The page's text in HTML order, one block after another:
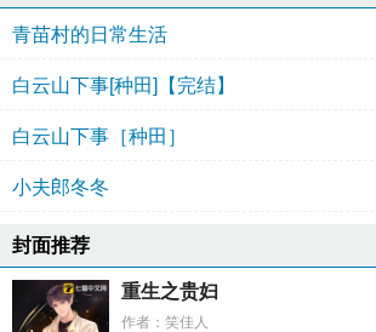
青苗村的日常生活
白云山下事[种田]【完结】
白云山下事［种田］
小夫郎冬冬
封面推荐
重生之贵妇
作者：笑佳人